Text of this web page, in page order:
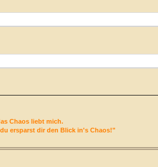
Chaos liebt mich.
ersparst dir den Blick in's Chaos!"